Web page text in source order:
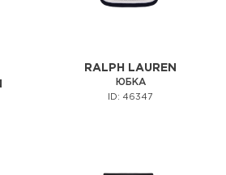
RALPH LAUREN
ЮБКА
ID: 46347